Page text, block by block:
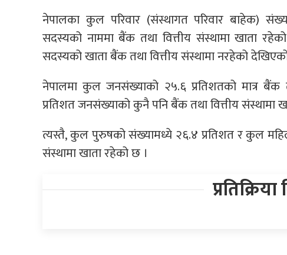
नेपालका कुल परिवार (संस्थागत परिवार बाहेक)
सदस्यको नाममा बैंक तथा वित्तीय संस्थामा खाता
सदस्यको खाता बैंक तथा वित्तीय संस्थामा नरहेको
नेपालमा कुल जनसंख्याको २५.६ प्रतिशतको मात्र बैंक
प्रतिशत जनसंख्याको कुनै पनि बैंक तथा वित्तीय संस्थामा
त्यस्तै, कुल पुरुषको संख्यामध्ये २६.४ प्रतिशत र कुल
संस्थामा खाता रहेको छ ।